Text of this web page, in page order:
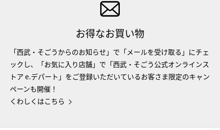
お得なお買い物
「西武・そごうからのお知らせ」で「メールを受け取る」にチェ
ックし、「お気に入り店舗」で「西武・そごう公式オンラインス
トア e.デパート」をご登録いただいているお客さま限定のキャン
ペーンも開催！
くわしくはこちら